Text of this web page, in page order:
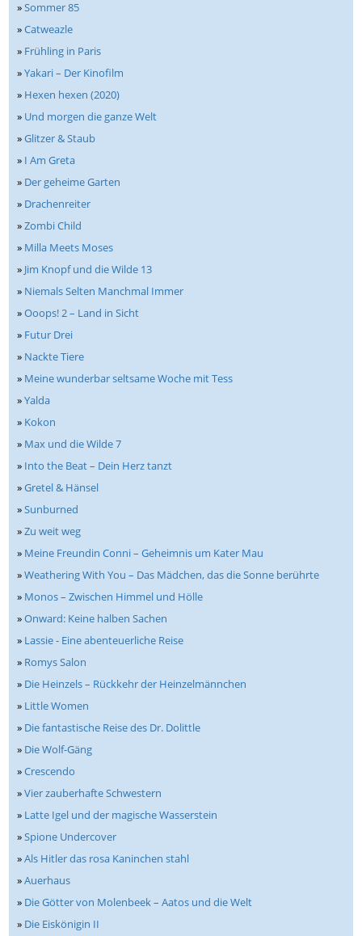
»Sommer 85
»Catweazle
» Frühling in Paris
»Yakari – Der Kinofilm
» Hexen hexen (2020)
» Und morgen die ganze Welt
»Glitzer & Staub
» I Am Greta
» Der geheime Garten
» Drachenreiter
»Zombi Child
» Milla Meets Moses
» Jim Knopf und die Wilde 13
» Niemals Selten Manchmal Immer
»Ooops! 2 – Land in Sicht
» Futur Drei
» Nackte Tiere
» Meine wunderbar seltsame Woche mit Tess
»Yalda
» Kokon
» Max und die Wilde 7
» Into the Beat – Dein Herz tanzt
»Gretel & Hänsel
»Sunburned
»Zu weit weg
» Meine Freundin Conni – Geheimnis um Kater Mau
»Weathering With You – Das Mädchen, das die Sonne berührte
» Monos – Zwischen Himmel und Hölle
»Onward: Keine halben Sachen
» Lassie - Eine abenteuerliche Reise
» Romys Salon
» Die Heinzels – Rückkehr der Heinzelmännchen
» Little Women
» Die fantastische Reise des Dr. Dolittle
» Die Wolf-Gäng
»Crescendo
»Vier zauberhafte Schwestern
» Latte Igel und der magische Wasserstein
»Spione Undercover
»Als Hitler das rosa Kaninchen stahl
»Auerhaus
» Die Götter von Molenbeek – Aatos und die Welt
» Die Eiskönigin II